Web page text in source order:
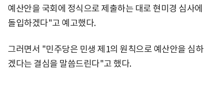
예산안을 국회에 정식으로 제출하는 대로 현미경 심사에
돌입하겠다"고 예고했다.
그러면서 "민주당은 민생 제1의 원칙으로 예산안을 심하
겠다는 결심을 말씀드린다"고 했다.